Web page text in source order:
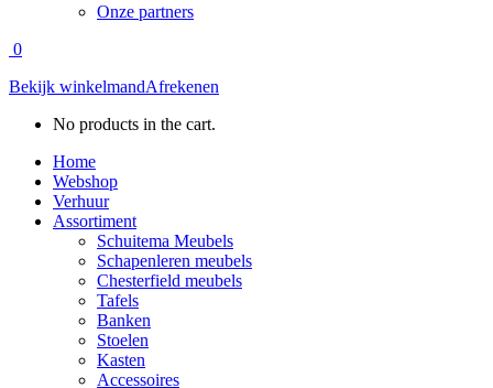
Onze partners
0
Bekijk winkelmandAfrekenen
No products in the cart.
Home
Webshop
Verhuur
Assortiment
Schuitema Meubels
Schapenleren meubels
Chesterfield meubels
Tafels
Banken
Stoelen
Kasten
Accessoires